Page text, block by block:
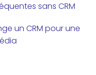
sans CRM
un CRM pour une